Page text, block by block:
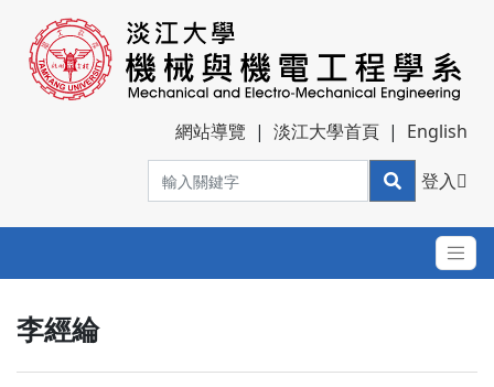
網站導覽 | 淡江大學首頁 | English
登入
李經綸